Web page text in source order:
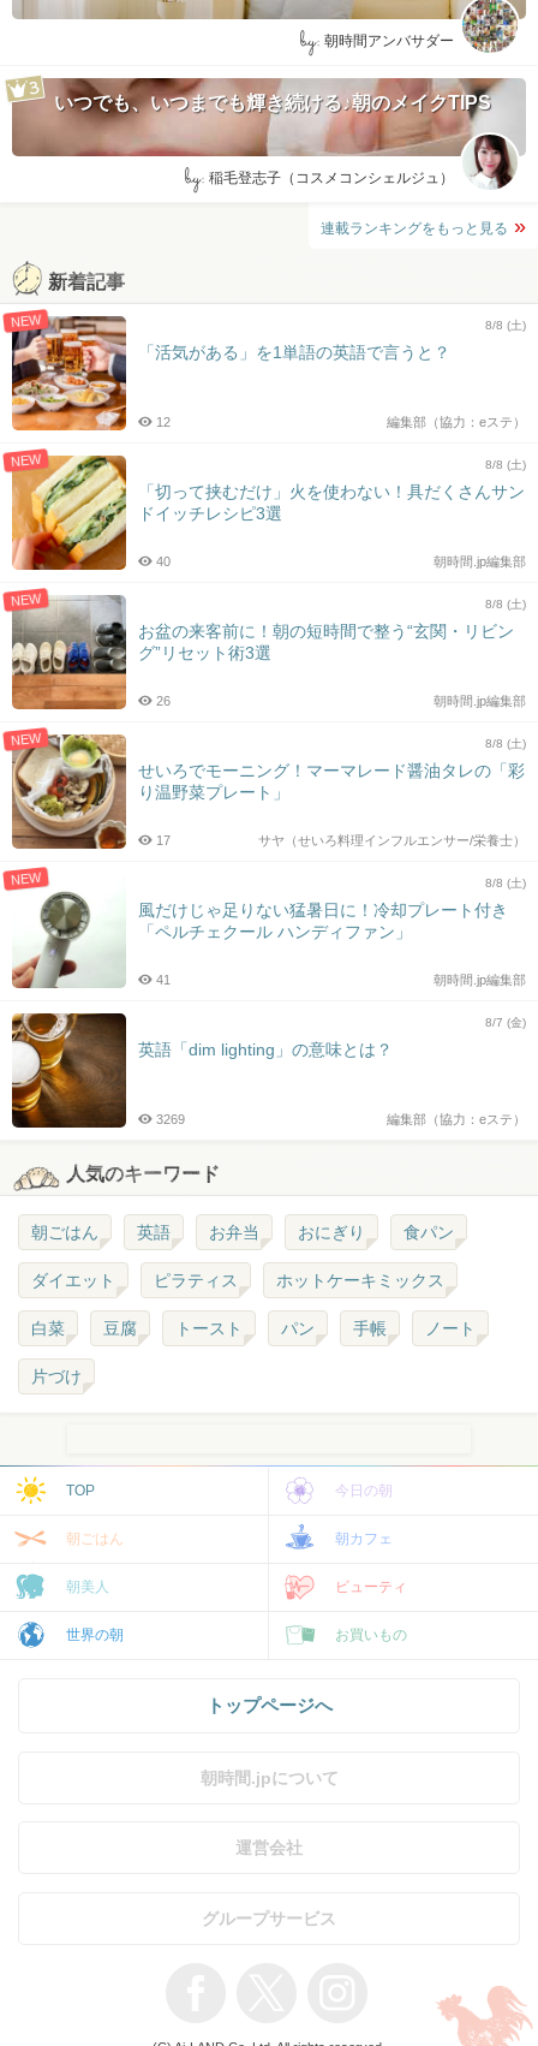
by: 朝時間アンバサダー
いつでも、いつまでも輝き続ける♪朝のメイクTIPS
by: 稲毛登志子（コスメコンシェルジュ）
連載ランキングをもっと見る
新着記事
NEW 8/8 (土)
「活気がある」を1単語の英語で言うと？
編集部（協力：eステ）
12
NEW 8/8 (土)
「切って挟むだけ」火を使わない！具だくさんサン
ドイッチレシピ3選
朝時間.jp編集部
40
NEW 8/8 (土)
お盆の来客前に！朝の短時間で整う“玄関・リビン
グ”リセット術3選
朝時間.jp編集部
26
NEW 8/8 (土)
せいろでモーニング！マーマレード醤油タレの「彩
り温野菜プレート」
サヤ（せいろ料理インフルエンサー/栄養士）
17
NEW 8/8 (土)
風だけじゃ足りない猛暑日に！冷却プレート付き
「ペルチェクール ハンディファン」
朝時間.jp編集部
41
8/7 (金)
英語「dim lighting」の意味とは？
編集部（協力：eステ）
3269
人気のキーワード
朝ごはん 英語 お弁当 おにぎり 食パン
ダイエット ピラティス ホットケーキミックス
白菜 豆腐 トースト パン 手帳 ノート
片づけ
TOP 今日の朝
朝ごはん 朝カフェ
朝美人 ビューティ
世界の朝 お買いもの
トップページへ
朝時間.jpについて
運営会社
グループサービス